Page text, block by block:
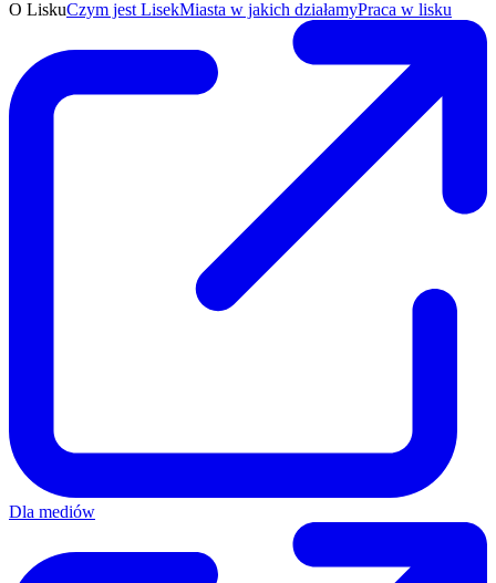
O LiskuCzym jest LisekMiasta w jakich działamyPraca w lisku
Dla mediów